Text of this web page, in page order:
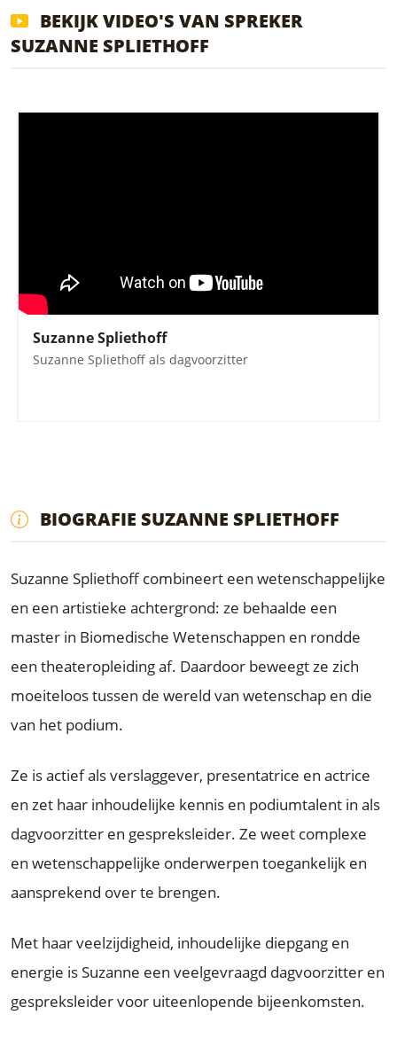
BEKIJK VIDEO'S VAN SPREKER
SUZANNE SPLIETHOFF
Suzanne Spliethoff
Suzanne Spliethoff als dagvoorzitter
BIOGRAFIE SUZANNE SPLIETHOFF
Suzanne Spliethoff combineert een wetenschappelijke
en een artistieke achtergrond: ze behaalde een
master in Biomedische Wetenschappen en rondde
een theateropleiding af. Daardoor beweegt ze zich
moeiteloos tussen de wereld van wetenschap en die
van het podium.
Ze is actief als verslaggever, presentatrice en actrice
en zet haar inhoudelijke kennis en podiumtalent in als
dagvoorzitter en gespreksleider. Ze weet complexe
en wetenschappelijke onderwerpen toegankelijk en
aansprekend over te brengen.
Met haar veelzijdigheid, inhoudelijke diepgang en
energie is Suzanne een veelgevraagd dagvoorzitter en
gespreksleider voor uiteenlopende bijeenkomsten.